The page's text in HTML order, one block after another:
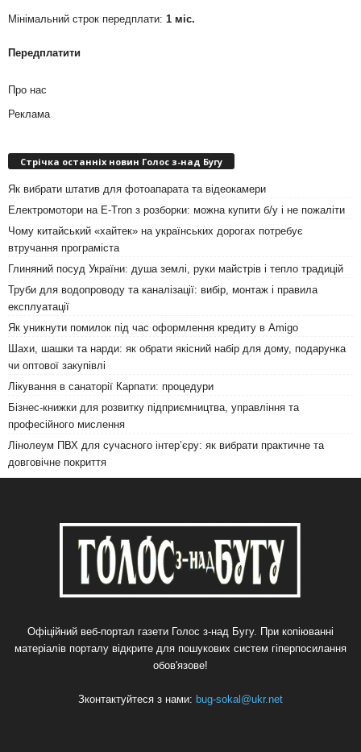
Мінімальний строк передплати: 1 міс.
Передплатити
Про нас
Реклама
Стрічка останніх новин Голос з-над Бугу
Як вибрати штатив для фотоапарата та відеокамери
Електромотори на E-Tron з розборки: можна купити б/у і не пожаліти
Чому китайський «хайтек» на українських дорогах потребує
втручання програміста
Глиняний посуд України: душа землі, руки майстрів і тепло традицій
Труби для водопроводу та каналізації: вибір, монтаж і правила
експлуатації
Як уникнути помилок під час оформлення кредиту в Amigo
Шахи, шашки та нарди: як обрати якісний набір для дому, подарунка
чи оптової закупівлі
Лікування в санаторії Карпати: процедури
Бізнес-книжки для розвитку підприємництва, управління та
професійного мислення
Лінолеум ПВХ для сучасного інтер’єру: як вибрати практичне та
довговічне покриття
Офіційний веб-портал газети Голос з-над Бугу. При копіюванні
матеріалів порталу відкрите для пошукових систем гіперпосилання
обов'язове!
Зконтактуйтеся з нами: bug-sokal@ukr.net